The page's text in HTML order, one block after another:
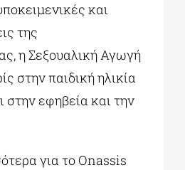
και
της
η Σεξουαλική Αγωγή
στην παιδική ηλικία
στην εφηβεία και την
για το Οnassis